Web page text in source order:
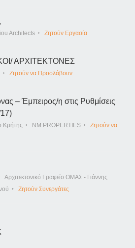
Architects Ζητούν Εργασία
ΑΡΧΙΤΕΚΤΟΝΕΣ
Ζητούν να Προσλάβουν
– Έμπειρος/η στις Ρυθμίσεις
Κρήτης NM PROPERTIES
Ζητούν να
Αρχιτεκτονικό Γραφείο ΟΜΑΣ - Γιάννης
Ζητούν Συνεργάτες